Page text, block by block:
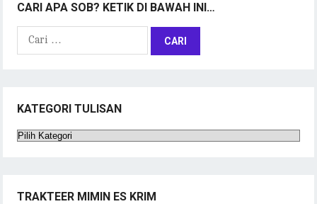
CARI APA SOB? KETIK DI BAWAH INI…
Cari
KATEGORI TULISAN
Kategori
TRAKTEER MIMIN ES KRIM